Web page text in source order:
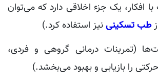
افکار، یک جزء اخلاقی دارد که می‌توان
طب تسکینینیز استفاده کرد.)
(تمرینات درمانی گروهی و فردی،
را بازیابی و بهبود می‌بخشد.)